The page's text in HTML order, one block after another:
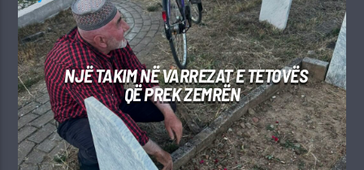
NJË TAKIM NË VARREZAT E TETOVËS
QË PREK ZEMRËN